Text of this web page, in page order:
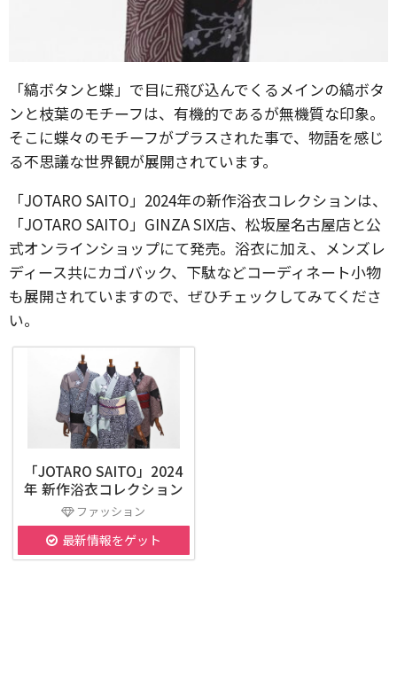
「縞ボタンと蝶」で目に飛び込んでくるメインの縞ボタ
ンと枝葉のモチーフは、有機的であるが無機質な印象。
そこに蝶々のモチーフがプラスされた事で、物語を感じ
る不思議な世界観が展開されています。
「JOTARO SAITO」2024年の新作浴衣コレクションは、
「JOTARO SAITO」GINZA SIX店、松坂屋名古屋店と公
式オンラインショップにて発売。浴衣に加え、メンズレ
ディース共にカゴバック、下駄などコーディネート小物
も展開されていますので、ぜひチェックしてみてくださ
い。
「JOTARO SAITO」2024
年 新作浴衣コレクション
ファッション
最新情報をゲット